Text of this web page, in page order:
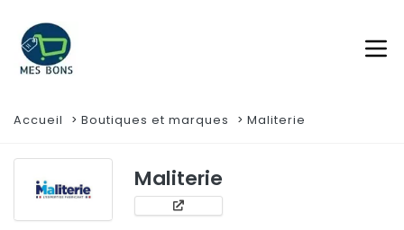
Accueil Boutiques et marques Maliterie
Maliterie